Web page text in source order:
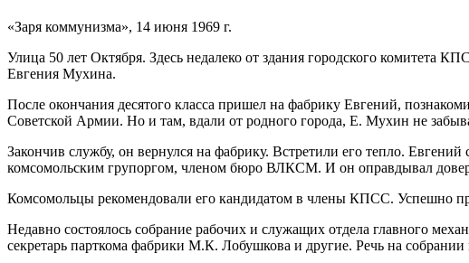
«Заря коммунизма», 14 июня 1969 г.
Улица 50 лет Октября. Здесь недалеко от здания городского комитета
Евгения Мухина.
После окончания десятого класса пришел на фабрику Евгений,
Советской Армии. Но и там, вдали от родного города, Е. Мухин не
Закончив службу, он вернулся на фабрику. Встретили его тепло.
комсомольским групоргом, членом бюро ВЛКСМ. И он оправдывал
Комсомольцы рекомендовали его кандидатом в члены КПСС. Успешно
Недавно состоялось собрание рабочих и служащих отдела главного
секретарь парткома фабрики М.К. Лобушкова и другие. Речь на